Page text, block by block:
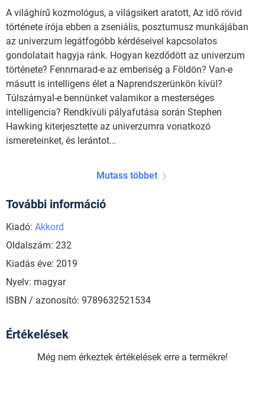
A világhírű kozmológus, a világsikert aratott, Az idő rövid
története írója ebben a zseniális, posztumusz munkájában
az univerzum legátfogóbb kérdéseivel kapcsolatos
gondolatait hagyja ránk. Hogyan kezdődött az univerzum
története? Fennmarad-e az emberiség a Földön? Van-e
másutt is intelligens élet a Naprendszerünkön kívül?
Túlszárnyal-e bennünket valamikor a mesterséges
intelligencia? Rendkívüli pályafutása során Stephen
Hawking kiterjesztette az univerzumra vonatkozó
ismereteinket, és lerántot...
Mutass többet
További információ
Kiadó: Akkord
Oldalszám: 232
Kiadás éve: 2019
Nyelv: magyar
ISBN / azonosító: 9789632521534
Értékelések
Még nem érkeztek értékelések erre a termékre!